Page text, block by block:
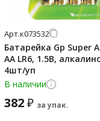
Арт.к073532
Батарейка Gp Super
AA LR6, 1.5В,
4шт/уп
В наличии
382₽ за упак.